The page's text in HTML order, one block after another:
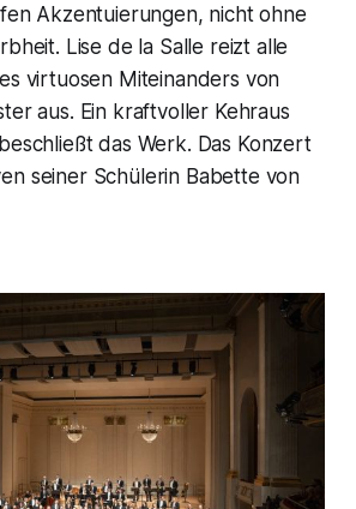
Akzentuierungen, nicht ohne
Lise de la Salle reizt alle
virtuosen Miteinanders von
aus. Ein kraftvoller Kehraus
das Werk. Das Konzert
seiner Schülerin Babette von